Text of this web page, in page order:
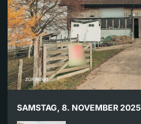
SAMSTAG, 8. NOVEMBER 2025